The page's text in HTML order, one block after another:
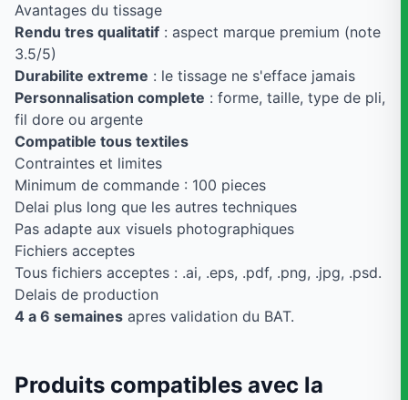
Avantages du tissage
Rendu tres qualitatif : aspect marque premium (note
3.5/5)
Durabilite extreme : le tissage ne s'efface jamais
Personnalisation complete : forme, taille, type de pli,
fil dore ou argente
Compatible tous textiles
Contraintes et limites
Minimum de commande : 100 pieces
Delai plus long que les autres techniques
Pas adapte aux visuels photographiques
Fichiers acceptes
Tous fichiers acceptes : .ai, .eps, .pdf, .png, .jpg, .psd.
Delais de production
4 a 6 semaines apres validation du BAT.
Produits compatibles avec la